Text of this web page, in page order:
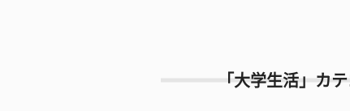
「大学生活」カ